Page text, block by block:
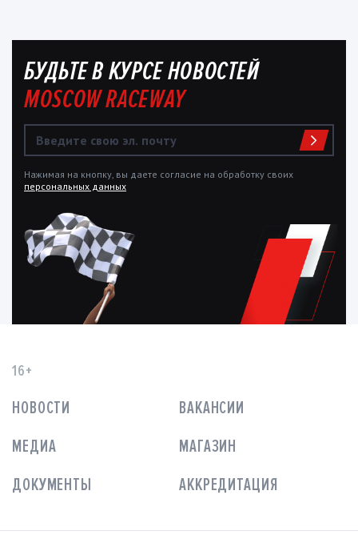
БУДЬТЕ В КУРСЕ НОВОСТЕЙ
MOSCOW RACEWAY
Нажимая на кнопку, вы даете согласие на обработку своих
персональных данных
16+
НОВОСТИ
ВАКАНСИИ
МЕДИА
МАГАЗИН
ДОКУМЕНТЫ
АККРЕДИТАЦИЯ